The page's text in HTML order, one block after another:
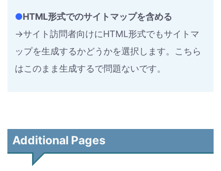
●HTML形式でのサイトマップを含める
→サイト訪問者向けにHTML形式でもサイトマ
ップを生成するかどうかを選択します。こちら
はこのまま生成するで問題ないです。
Additional Pages